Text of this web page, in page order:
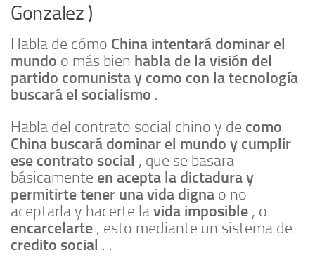
Gonzalez )
Habla de cómo China intentará dominar el
mundo o más bien habla de la visión del
partido comunista y como con la tecnología
buscará el socialismo .
Habla del contrato social chino y de como
China buscará dominar el mundo y cumplir
ese contrato social , que se basara
básicamente en acepta la dictadura y
permitirte tener una vida digna o no
aceptarla y hacerte lavida imposible , o
encarcelarte , esto mediante un sistema de
credito social . .